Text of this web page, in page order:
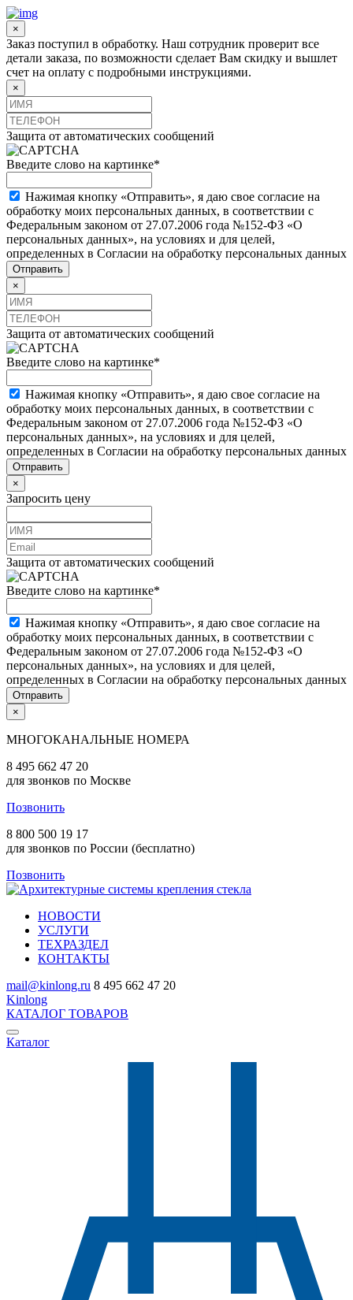
×
Заказ поступил в обработку. Наш сотрудник проверит все
детали заказа, по возможности сделает Вам скидку и вышлет
счет на оплату с подробными инструкциями.
×
Защита от автоматических сообщений
Введите слово на картинке*
Нажимая кнопку «Отправить», я даю свое согласие на
обработку моих персональных данных, в соответствии с
Федеральным законом от 27.07.2006 года №152-ФЗ «О
персональных данных», на условиях и для целей,
определенных в Согласии на обработку персональных данных
×
Защита от автоматических сообщений
Введите слово на картинке*
Нажимая кнопку «Отправить», я даю свое согласие на
обработку моих персональных данных, в соответствии с
Федеральным законом от 27.07.2006 года №152-ФЗ «О
персональных данных», на условиях и для целей,
определенных в Согласии на обработку персональных данных
×
Запросить цену
Защита от автоматических сообщений
Введите слово на картинке*
Нажимая кнопку «Отправить», я даю свое согласие на
обработку моих персональных данных, в соответствии с
Федеральным законом от 27.07.2006 года №152-ФЗ «О
персональных данных», на условиях и для целей,
определенных в Согласии на обработку персональных данных
×
МНОГОКАНАЛЬНЫЕ НОМЕРА
8 495 662 47 20
для звонков по Москве
Позвонить
8 800 500 19 17
для звонков по России (бесплатно)
Позвонить
НОВОСТИ
УСЛУГИ
ТЕХРАЗДЕЛ
КОНТАКТЫ
mail@kinlong.ru 8 495 662 47 20
Kinlong
КАТАЛОГ ТОВАРОВ
Каталог